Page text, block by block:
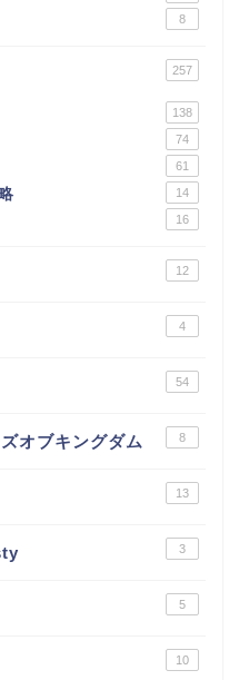
8
257
138
74
61
14
16
12
4
54
オブキングダム 8
13
3
5
10